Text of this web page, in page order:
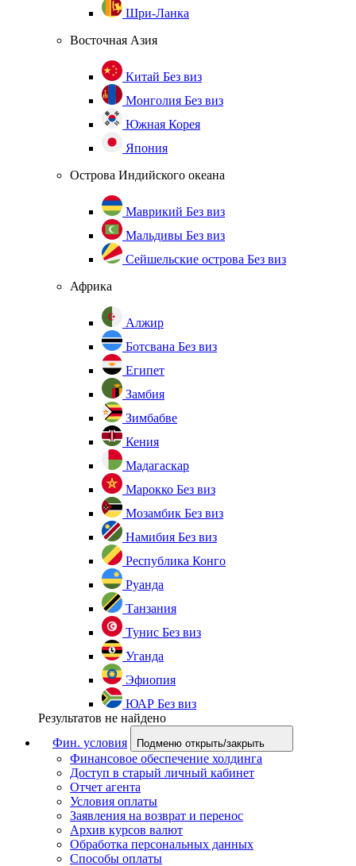
Шри-Ланка
Восточная Азия
Китай Без виз
Монголия Без виз
Южная Корея
Япония
Острова Индийского океана
Маврикий Без виз
Мальдивы Без виз
Сейшельские острова Без виз
Африка
Алжир
Ботсвана Без виз
Египет
Замбия
Зимбабве
Кения
Мадагаскар
Марокко Без виз
Мозамбик Без виз
Намибия Без виз
Республика Конго
Руанда
Танзания
Тунис Без виз
Уганда
Эфиопия
ЮАР Без виз
Результатов не найдено
Фин. условия
Подменю открыть/закрыть
Финансовое обеспечение холдинга
Доступ в старый личный кабинет
Отчет агента
Условия оплаты
Заявления на возврат и перенос
Архив курсов валют
Обработка персональных данных
Способы оплаты